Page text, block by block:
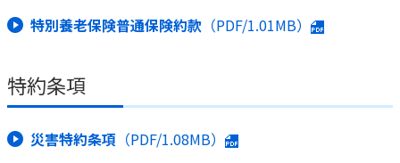
特別養老保険普通保険約款 （PDF/1.01MB）
特約条項
災害特約条項 （PDF/1.08MB）